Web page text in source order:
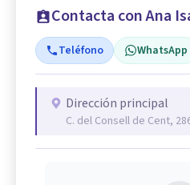
Contacta con Ana
Teléfono WhatsApp
Dirección principal
C. del Consell de Cent,